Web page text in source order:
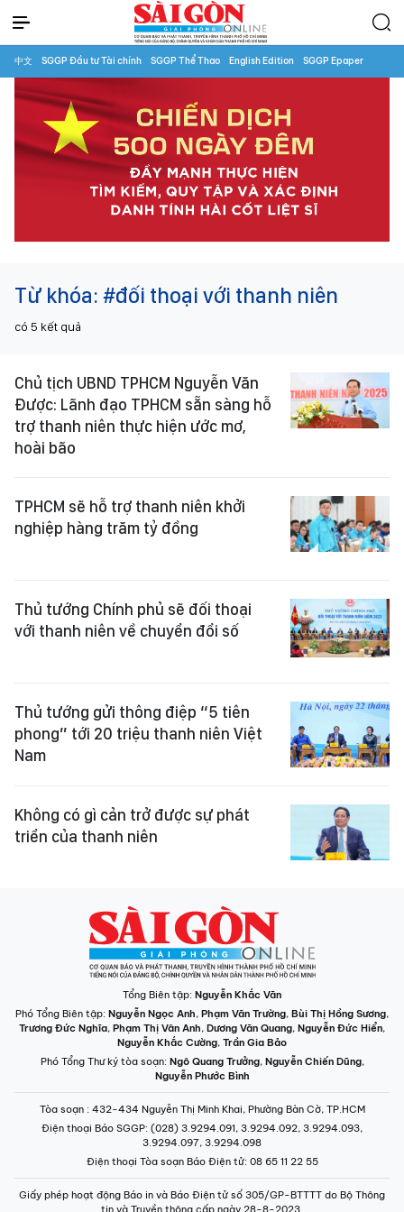
中文 SGGP Đầu tư Tài chính SGGP Thể Thao English Edition SGGP Epaper
Từ khóa: #đối thoại với thanh niên
có 5 kết quả
Chủ tịch UBND TPHCM Nguyễn Văn
Được: Lãnh đạo TPHCM sẵn sàng hỗ
trợ thanh niên thực hiện ước mơ,
hoài bão
TPHCM sẽ hỗ trợ thanh niên khởi
nghiệp hàng trăm tỷ đồng
Thủ tướng Chính phủ sẽ đối thoại
với thanh niên về chuyển đổi số
Thủ tướng gửi thông điệp “5 tiên
phong” tới 20 triệu thanh niên Việt
Nam
Không có gì cản trở được sự phát
triển của thanh niên
Tổng Biên tập: Nguyễn Khắc Văn
Phó Tổng Biên tập: Nguyễn Ngọc Anh, Phạm Văn Trường, Bùi Thị Hồng Sương,
Trương Đức Nghĩa, Phạm Thị Vân Anh, Dương Văn Quang, Nguyễn Đức Hiển,
Nguyễn Khắc Cường, Trần Gia Bảo
Phó Tổng Thư ký tòa soạn: Ngô Quang Trưởng, Nguyễn Chiến Dũng,
Nguyễn Phước Bình
Tòa soạn : 432-434 Nguyễn Thị Minh Khai, Phường Bàn Cờ, TP.HCM
Điện thoại Báo SGGP: (028) 3.9294.091, 3.9294.092, 3.9294.093,
3.9294.097, 3.9294.098
Điện thoại Tòa soạn Báo Điện tử: 08 65 11 22 55
Giấy phép hoạt động Báo in và Báo Điện tử số 305/GP-BTTTT do Bộ Thông